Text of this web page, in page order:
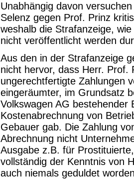
Unabhängig davon
Selenz gegen Prof. Prinz
weshalb die Strafanzeige,
nicht veröffentlicht werden
Aus den in der Strafanzeige
nicht hervor, dass Herr. Prof.
ungerechtfertigte Zahlungen
eingeräumter, im Grundsatz
Volkswagen AG bestehender
Kostenabrechnung von
Gebauer gab. Die Zahlung
Abrechnung nicht
Ausgabe z.B. für
vollständig der Kenntnis von
auch niemals geduldet